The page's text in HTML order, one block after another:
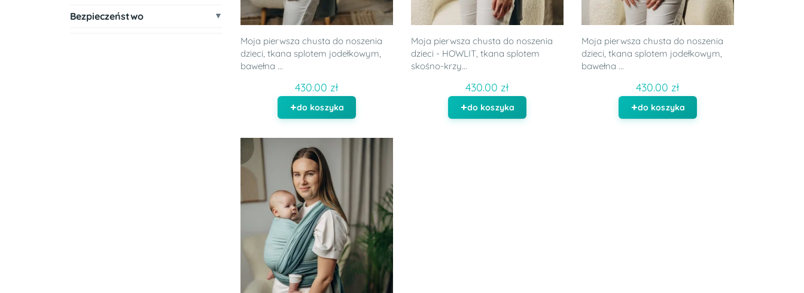
Bezpieczeństwo
Moja pierwsza chusta do noszenia
dzieci, tkana splotem jodełkowym,
bawełna ...
430.00 zł
do koszyka
Moja pierwsza chusta do noszenia
dzieci - HOWLIT, tkana splotem
skośno-krzy...
430.00 zł
do koszyka
Moja pierwsza chusta do noszenia
dzieci, tkana splotem jodełkowym,
bawełna ...
430.00 zł
do koszyka